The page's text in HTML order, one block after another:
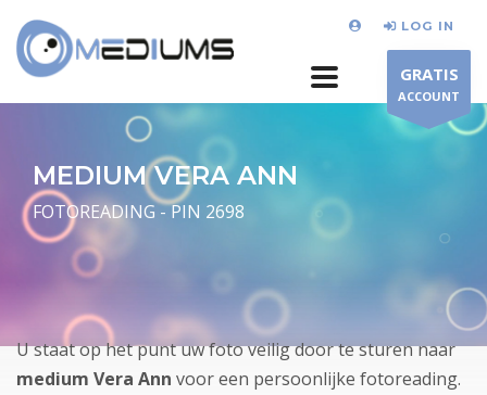
LOG IN
GRATIS
ACCOUNT
MEDIUM VERA ANN
FOTOREADING - PIN 2698
U staat op het punt uw foto veilig door te sturen naar
medium Vera Ann voor een persoonlijke fotoreading.